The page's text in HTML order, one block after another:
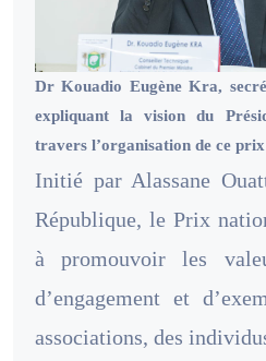
Dr Kouadio Eugène Kra,
expliquant la vision du
travers l’organisation de ce prix
Initié par Alassane
République, le Prix
à promouvoir les
d’engagement et
associations, des